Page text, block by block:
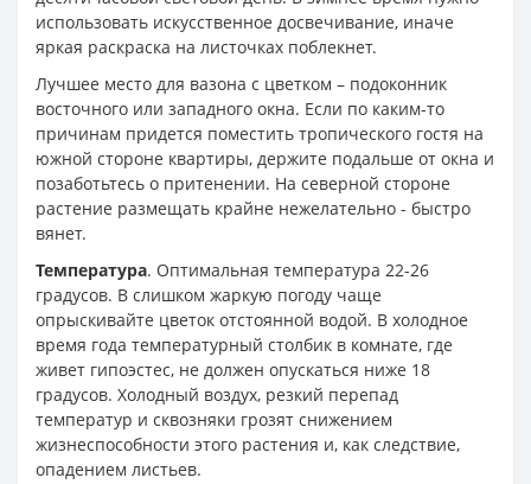
использовать искусственное досвечивание, иначе
яркая раскраска на листочках поблекнет.
Лучшее место для вазона с цветком – подоконник
восточного или западного окна. Если по каким-то
причинам придется поместить тропического гостя на
южной стороне квартиры, держите подальше от окна и
позаботьтесь о притенении. На северной стороне
растение размещать крайне нежелательно - быстро
вянет.
Температура. Оптимальная температура 22-26
градусов. В слишком жаркую погоду чаще
опрыскивайте цветок отстоянной водой. В холодное
время года температурный столбик в комнате, где
живет гипоэстес, не должен опускаться ниже 18
градусов. Холодный воздух, резкий перепад
температур и сквозняки грозят снижением
жизнеспособности этого растения и, как следствие,
опадением листьев.